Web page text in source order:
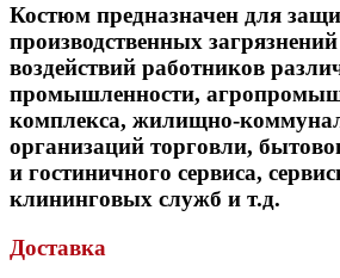
Костюм предназначен для
производственных
воздействий работников
промышленности,
комплекса, жилищно-
организаций торговли,
и гостиничного сервиса,
клининговых служб и т.д.
Доставка